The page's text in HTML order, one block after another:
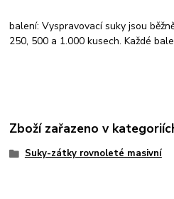
balení: Vyspravovací suky jsou
250, 500 a 1.000 kusech. Každé
Zboží zařazeno v
Suky-zátky rovnoleté masivní